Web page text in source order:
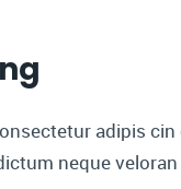
adipis
neque